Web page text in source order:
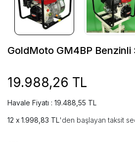
GoldMoto GM4BP Benzinli
19.988,26 TL
Havale Fiyatı : 19.488,55 TL
1.998,83 TL'den başlayan taksit